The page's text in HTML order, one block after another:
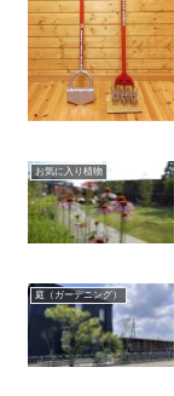
お気に入り植物
庭（ガーデニング）